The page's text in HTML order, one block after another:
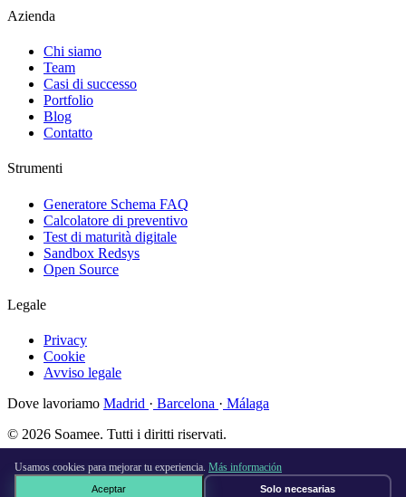
Azienda
Chi siamo
Team
Casi di successo
Portfolio
Blog
Contatto
Strumenti
Generatore Schema FAQ
Calcolatore di preventivo
Test di maturità digitale
Sandbox Redsys
Open Source
Legale
Privacy
Cookie
Avviso legale
Dove lavoriamo Madrid · Barcelona · Málaga
© 2026 Soamee. Tutti i diritti riservati.
Fatto con♥a Madrid
Usamos cookies para mejorar tu experiencia. Más información
Aceptar Solo necesarias